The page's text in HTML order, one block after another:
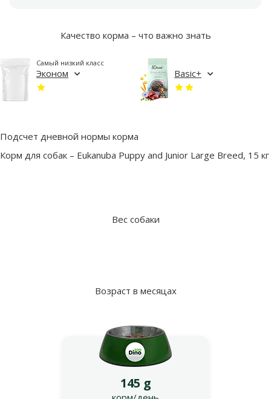
Качество корма – что важно знать
Эконом
Самый низкий класс
Basic+
Подсчет дневной нормы корма
Корм для собак – Eukanuba Puppy and Junior Large Breed, 15 кг
Вес собаки
Возраст в месяцах
145 g